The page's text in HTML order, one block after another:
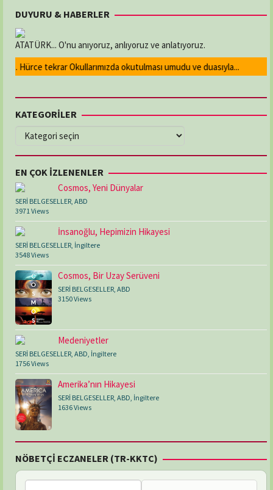
DUYURU & HABERLER
ATATÜRK... O'nu anıyoruz, anlıyoruz ve anlatıyoruz.
Hürce tekrar Okullarımızda okutulması umudu ve duasıyla...
KATEGORİLER
KATEGORİLER
EN ÇOK İZLENENLER
Cosmos, Yeni Dünyalar
SERİ BELGESELLER ABD
3971 Views
İnsanoğlu, Hepimizin Hikayesi
SERİ BELGESELLER İngiltere
3548 Views
Cosmos, Bir Uzay Serüveni
SERİ BELGESELLER ABD
3150 Views
Medeniyetler
SERİ BELGESELLER ABD İngiltere
1756 Views
Amerika’nın Hikayesi
SERİ BELGESELLER ABD İngiltere
1636 Views
NÖBETÇİ ECZANELER (TR-KKTC)